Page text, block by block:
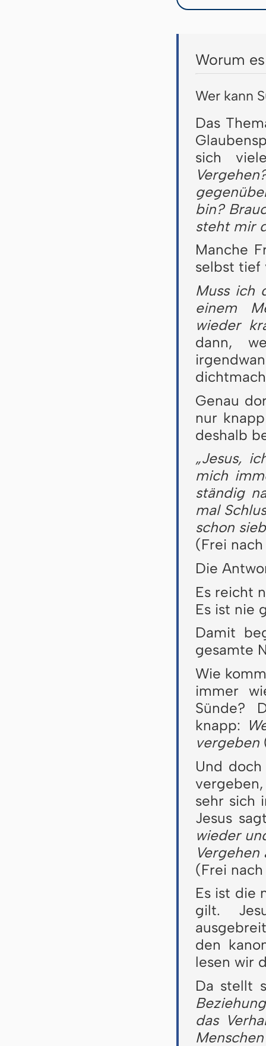
Worum
Wer kann
Das
sich
bin?
steht mir
Manche
selbst tief
Muss ich
einem
wieder
dann,
Genau
nur
deshalb
„Jesus,
mich
ständig
mal
schon
(Frei
Die
Es reicht
Es ist nie
Damit
gesamte
Wie
immer
Sünde?
knapp:
vergeben
Und
sehr sich
Jesus
wieder
Vergehen
(Frei
Es ist die
gilt.
den
lesen wir
Da stellt
das